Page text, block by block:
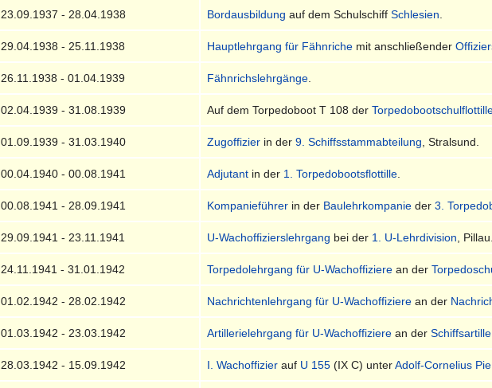
23.09.1937 - 28.04.1938 Bordausbildung auf dem SchulschiffSchlesien
29.04.1938 - 25.11.1938 Hauptlehrgang für Fähnriche mit anschließender
26.11.1938 - 01.04.1939 Fähnrichslehrgänge
02.04.1939 - 31.08.1939 Auf dem Torpedoboot T 108 der
01.09.1939 - 31.03.1940 Zugoffizier in der9. Schiffsstammabteilung , Stralsund.
00.04.1940 - 00.08.1941 Adjutant in der 1. Torpedobootsflottille
00.08.1941 - 28.09.1941 Kompanieführer in der Baulehrkompanie der3.
29.09.1941 - 23.11.1941 U-Wachoffizierslehrgang bei der 1. U-Lehrdivision , Pillau.
24.11.1941 - 31.01.1942 Torpedolehrgang für U-Wachoffiziere an der
01.02.1942 - 28.02.1942 Nachrichtenlehrgang für U-Wachoffiziere an der
01.03.1942 - 23.03.1942 Artillerielehrgang für U-Wachoffiziere an der
28.03.1942 - 15.09.1942 I. Wachoffizier auf U 155 (IX C) unterAdolf-Cornelius